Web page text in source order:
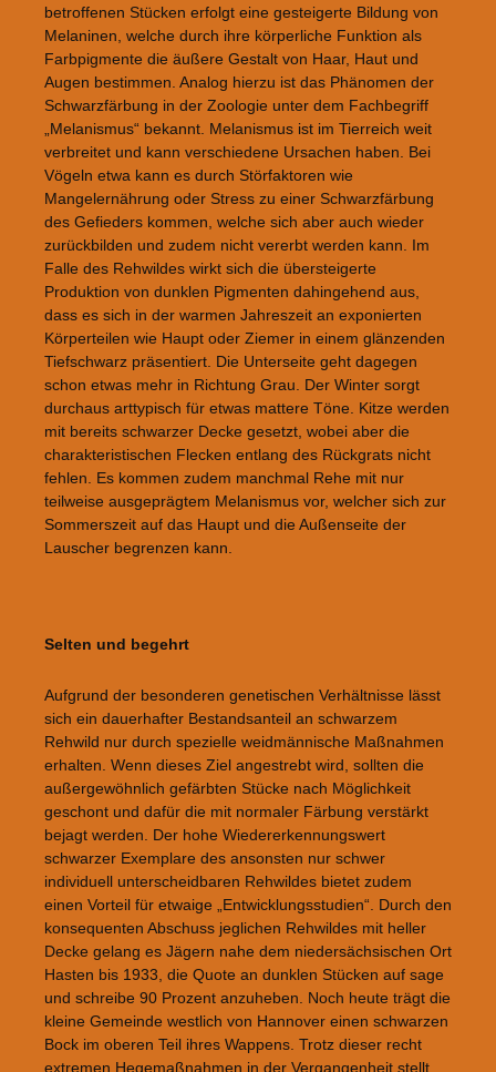
betroffenen Stücken erfolgt eine gesteigerte Bildung von
Melaninen, welche durch ihre körperliche Funktion als
Farbpigmente die äußere Gestalt von Haar, Haut und
Augen bestimmen. Analog hierzu ist das Phänomen der
Schwarzfärbung in der Zoologie unter dem Fachbegriff
„Melanismus“ bekannt. Melanismus ist im Tierreich weit
verbreitet und kann verschiedene Ursachen haben. Bei
Vögeln etwa kann es durch Störfaktoren wie
Mangelernährung oder Stress zu einer Schwarzfärbung
des Gefieders kommen, welche sich aber auch wieder
zurückbilden und zudem nicht vererbt werden kann. Im
Falle des Rehwildes wirkt sich die übersteigerte
Produktion von dunklen Pigmenten dahingehend aus,
dass es sich in der warmen Jahreszeit an exponierten
Körperteilen wie Haupt oder Ziemer in einem glänzenden
Tiefschwarz präsentiert. Die Unterseite geht dagegen
schon etwas mehr in Richtung Grau. Der Winter sorgt
durchaus arttypisch für etwas mattere Töne. Kitze werden
mit bereits schwarzer Decke gesetzt, wobei aber die
charakteristischen Flecken entlang des Rückgrats nicht
fehlen. Es kommen zudem manchmal Rehe mit nur
teilweise ausgeprägtem Melanismus vor, welcher sich zur
Sommerszeit auf das Haupt und die Außenseite der
Lauscher begrenzen kann.
Selten und begehrt
Aufgrund der besonderen genetischen Verhältnisse lässt
sich ein dauerhafter Bestandsanteil an schwarzem
Rehwild nur durch spezielle weidmännische Maßnahmen
erhalten. Wenn dieses Ziel angestrebt wird, sollten die
außergewöhnlich gefärbten Stücke nach Möglichkeit
geschont und dafür die mit normaler Färbung verstärkt
bejagt werden. Der hohe Wiedererkennungswert
schwarzer Exemplare des ansonsten nur schwer
individuell unterscheidbaren Rehwildes bietet zudem
einen Vorteil für etwaige „Entwicklungsstudien“. Durch den
konsequenten Abschuss jeglichen Rehwildes mit heller
Decke gelang es Jägern nahe dem niedersächsischen Ort
Hasten bis 1933, die Quote an dunklen Stücken auf sage
und schreibe 90 Prozent anzuheben. Noch heute trägt die
kleine Gemeinde westlich von Hannover einen schwarzen
Bock im oberen Teil ihres Wappens. Trotz dieser recht
extremen Hegemaßnahmen in der Vergangenheit stellt